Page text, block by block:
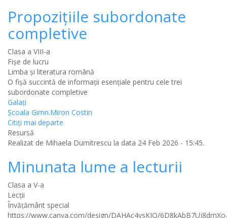
Propoziţiile subordonate
completive
Clasa a VIII-a
Fișe de lucru
Limba şi literatura română
O fişă succintă de informaţii esenţiale pentru cele trei
subordonate completive
Galaţi
Şcoala Gimn.Miron Costin
Citiţi mai departe
Resursă
Realizat de Mihaela Dumitrescu la data 24 Feb 2026 - 15:45.
Minunata lume a lecturii
Clasa a V-a
Lecții
Învăţământ special
https://www.canva.com/design/DAHAc4ysKIQ/